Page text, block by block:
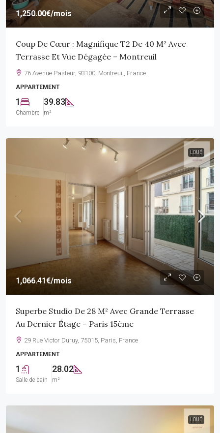
1,250.00€/mois
Coup De Cœur : Magnifique T2 De 40 M² Avec
Terrasse Et Vue Dégagée – Montreuil
76 Avenue Pasteur, 93100, Montreuil, France
APPARTEMENT
1
Chambre
39.83
m²
LOUÉ
1,066.41€/mois
Superbe Studio De 28 M² Avec Grande Terrasse
Au Dernier Étage – Paris 15ème
29 Rue Victor Duruy, 75015, Paris, France
APPARTEMENT
1
Salle de bain
28.02
m²
LOUÉ